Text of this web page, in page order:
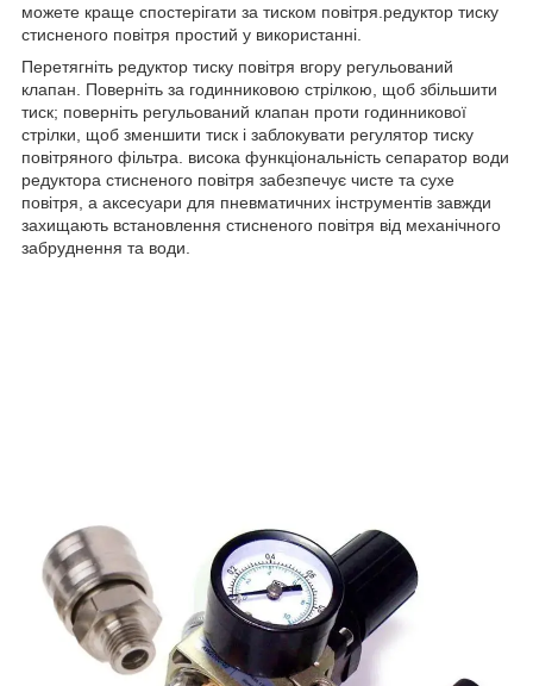
можете краще спостерігати за тиском повітря.редуктор тиску
стисненого повітря простий у використанні.
Перетягніть редуктор тиску повітря вгору регульований
клапан. Поверніть за годинниковою стрілкою, щоб збільшити
тиск; поверніть регульований клапан проти годинникової
стрілки, щоб зменшити тиск і заблокувати регулятор тиску
повітряного фільтра. висока функціональність сепаратор води
редуктора стисненого повітря забезпечує чисте та сухе
повітря, а аксесуари для пневматичних інструментів завжди
захищають встановлення стисненого повітря від механічного
забруднення та води.